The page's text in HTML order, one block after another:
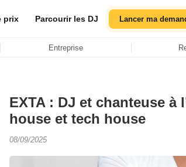
prix Parcourir les DJ Lancer ma
Entreprise
EXTA : DJ et chanteuse à
house et tech house
08/09/2025